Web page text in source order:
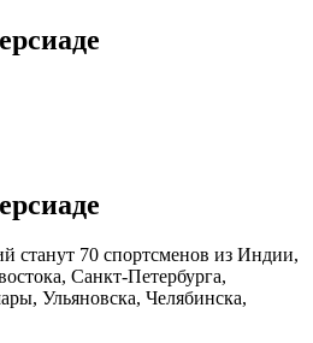
станут 70 спортсменов из Индии,
Санкт-Петербурга,
Ульяновска, Челябинска,